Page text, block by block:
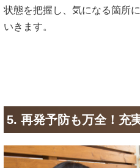
状態を把握し、気になる箇所
いきます。
5. 再発予防も万全！充